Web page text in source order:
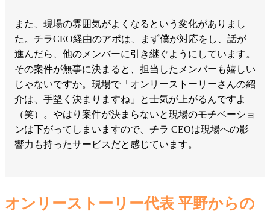
また、現場の雰囲気がよくなるという変化がありまし
た。チラCEO経由のアポは、まず僕が対応をし、話が
進んだら、他のメンバーに引き継ぐようにしています。
その案件が無事に決まると、担当したメンバーも嬉しい
じゃないですか。現場で「オンリーストーリーさんの紹
介は、手堅く決まりますね」と士気が上がるんですよ
（笑）。やはり案件が決まらないと現場のモチベーショ
ンは下がってしまいますので、チラ CEOは現場への影
響力も持ったサービスだと感じています。
オンリーストーリー代表 平野からの